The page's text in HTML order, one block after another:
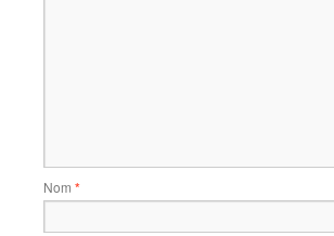
Nom *